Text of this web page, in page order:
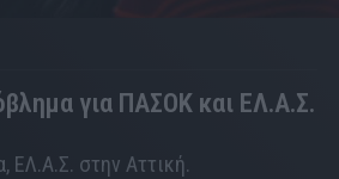
για ΠΑΣΟΚ και ΕΛ.Α.Σ.
ΕΛ.Α.Σ. στην Αττική.